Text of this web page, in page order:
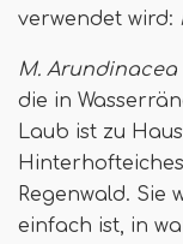
verwendet wird:
M. Arundinacea
die in
Laub ist zu
Regenwald. Sie
einfach ist, in